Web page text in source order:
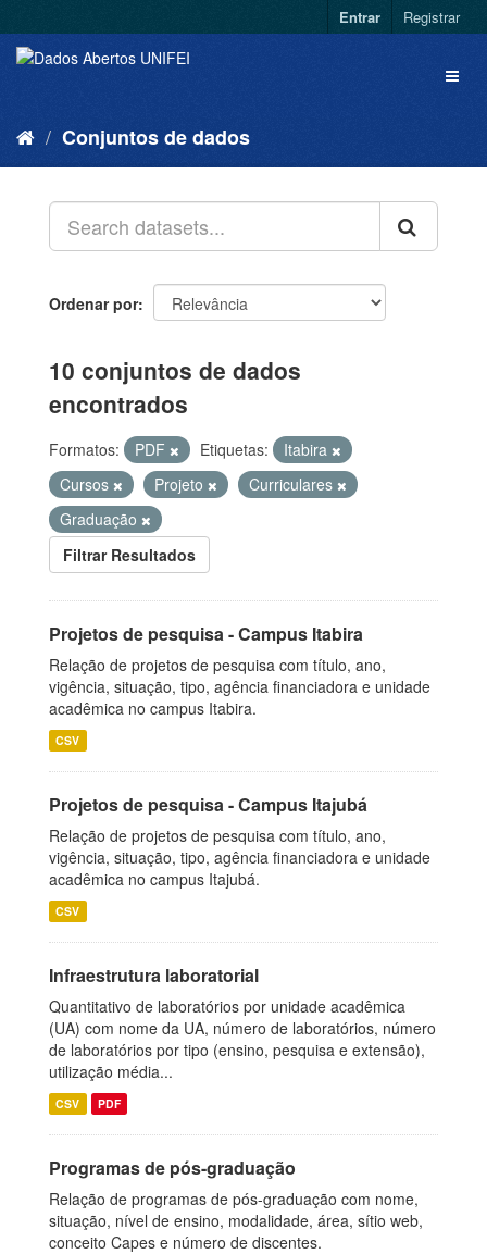
Entrar Registrar
Conjuntos de dados
Ordenar por
10 conjuntos de dados
encontrados
Formatos: PDF Etiquetas:
Itabira
Cursos
Projeto
Curriculares
Graduação
Filtrar Resultados
Projetos de pesquisa - Campus Itabira
Relação de projetos de pesquisa com título, ano,
vigência, situação, tipo, agência financiadora e unidade
acadêmica no campus Itabira.
CSV
Projetos de pesquisa - Campus Itajubá
Relação de projetos de pesquisa com título, ano,
vigência, situação, tipo, agência financiadora e unidade
acadêmica no campus Itajubá.
CSV
Infraestrutura laboratorial
Quantitativo de laboratórios por unidade acadêmica
(UA) com nome da UA, número de laboratórios, número
de laboratórios por tipo (ensino, pesquisa e extensão),
utilização média...
CSV PDF
Programas de pós-graduação
Relação de programas de pós-graduação com nome,
situação, nível de ensino, modalidade, área, sítio web,
conceito Capes e número de discentes.